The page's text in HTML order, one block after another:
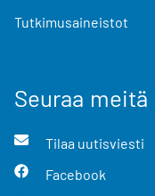
Tutkimusaineistot
Seuraa meitä
Tilaa uutisviesti
Facebook